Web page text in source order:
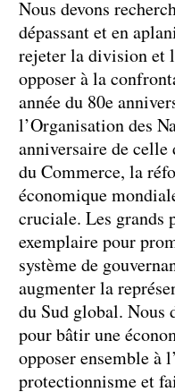
Nous devons
dépassant et en
rejeter la division et
opposer à la
année du 80e
l’Organisation des
anniversaire de
du Commerce, la
économique
cruciale. Les grands
exemplaire pour
système de
augmenter la
du Sud global. Nous
pour bâtir une
opposer ensemble à
protectionnisme et